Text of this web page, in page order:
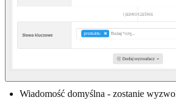
Wiadomość domyślna - zostanie